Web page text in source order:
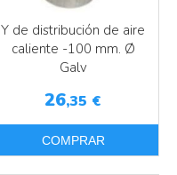
Y de distribución de aire
caliente -100 mm. Ø
Galv
26,35 €
COMPRAR